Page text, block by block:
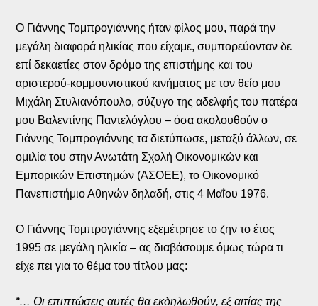
Ο Γιάννης Τομπρογιάννης ήταν φίλος μου, παρά την
μεγάλη διαφορά ηλικίας που είχαμε, συμπορεύονταν δε
επί δεκαετίες στον δρόμο της επιστήμης και του
αριστερού-κομμουνιστικού κινήματος με τον θείο μου
Μιχάλη Στυλιανόπουλο, σύζυγο της αδελφής του πατέρα
μου Βαλεντίνης Παντελόγλου – όσα ακολουθούν ο
Γιάννης Τομπρογιάννης τα διετύπωσε, μεταξύ άλλων, σε
ομιλία του στην Ανωτάτη Σχολή Οικονομικών και
Εμπορικών Επιστημών (ΑΣΟΕΕ), το Οικονομικό
Πανεπιστήμιο Αθηνών δηλαδή, στις 4 Μαΐου 1976.
Ο Γιάννης Τομπρογιάννης εξεμέτρησε το ζην το έτος
1995 σε μεγάλη ηλικία – ας διαβάσουμε όμως τώρα τι
είχε πει για το θέμα του τίτλου μας:
“… Οι επιπτώσεις αυτές θα εκδηλωθούν, εξ αιτίας της